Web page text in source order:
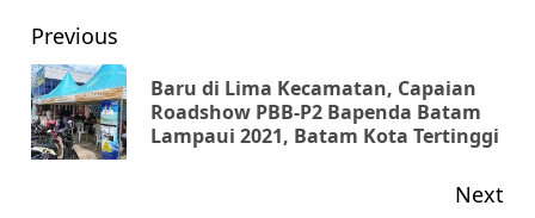
Post
navigation
Previous
Baru di Lima Kecamatan, Capaian
Roadshow PBB-P2 Bapenda Batam
Lampaui 2021, Batam Kota Tertinggi
Next